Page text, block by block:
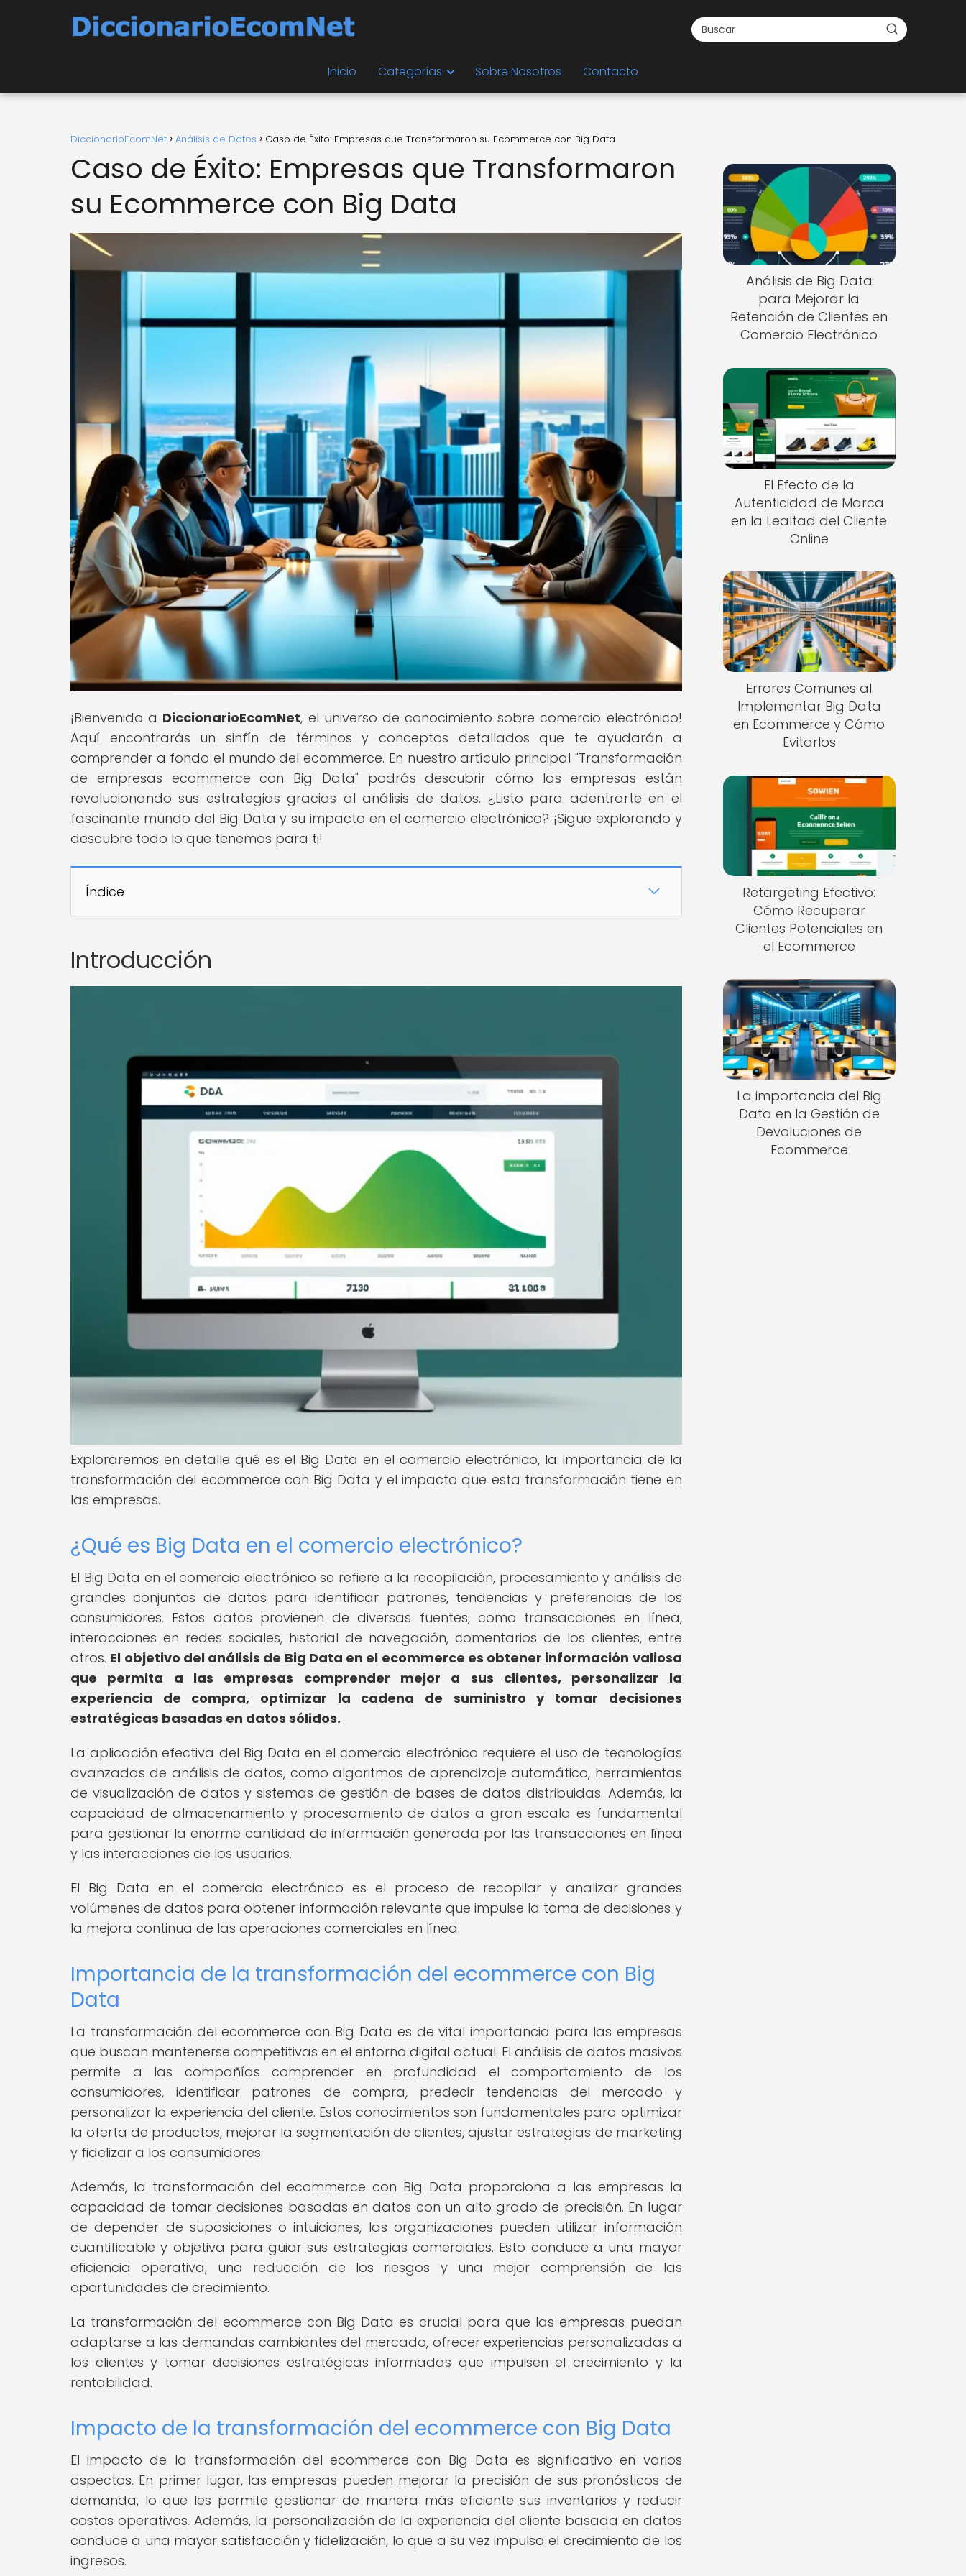
Inicio Categorías Sobre Nosotros Contacto
DiccionarioEcomNet Análisis de Datos Caso de Éxito: Empresas que Transformaron su Ecommerce con Big Data
Caso de Éxito: Empresas que Transformaron
su Ecommerce con Big Data
¡Bienvenido a DiccionarioEcomNet, el universo de conocimiento sobre comercio electrónico!
Aquí encontrarás un sinfín de términos y conceptos detallados que te ayudarán a
comprender a fondo el mundo del ecommerce. En nuestro artículo principal "Transformación
de empresas ecommerce con Big Data" podrás descubrir cómo las empresas están
revolucionando sus estrategias gracias al análisis de datos. ¿Listo para adentrarte en el
fascinante mundo del Big Data y su impacto en el comercio electrónico? ¡Sigue explorando y
descubre todo lo que tenemos para ti!
Índice
Introducción
Exploraremos en detalle qué es el Big Data en el comercio electrónico, la importancia de la
transformación del ecommerce con Big Data y el impacto que esta transformación tiene en
las empresas.
¿Qué es Big Data en el comercio electrónico?
El Big Data en el comercio electrónico se refiere a la recopilación, procesamiento y análisis de
grandes conjuntos de datos para identificar patrones, tendencias y preferencias de los
consumidores. Estos datos provienen de diversas fuentes, como transacciones en línea,
interacciones en redes sociales, historial de navegación, comentarios de los clientes, entre
otros. El objetivo del análisis de Big Data en el ecommerce es obtener información valiosa
que permita a las empresas comprender mejor a sus clientes, personalizar la
experiencia de compra, optimizar la cadena de suministro y tomar decisiones
estratégicas basadas en datos sólidos.
La aplicación efectiva del Big Data en el comercio electrónico requiere el uso de tecnologías
avanzadas de análisis de datos, como algoritmos de aprendizaje automático, herramientas
de visualización de datos y sistemas de gestión de bases de datos distribuidas. Además, la
capacidad de almacenamiento y procesamiento de datos a gran escala es fundamental
para gestionar la enorme cantidad de información generada por las transacciones en línea
y las interacciones de los usuarios.
El Big Data en el comercio electrónico es el proceso de recopilar y analizar grandes
volúmenes de datos para obtener información relevante que impulse la toma de decisiones y
la mejora continua de las operaciones comerciales en línea.
Importancia de la transformación del ecommerce con Big
Data
La transformación del ecommerce con Big Data es de vital importancia para las empresas
que buscan mantenerse competitivas en el entorno digital actual. El análisis de datos masivos
permite a las compañías comprender en profundidad el comportamiento de los
consumidores, identificar patrones de compra, predecir tendencias del mercado y
personalizar la experiencia del cliente. Estos conocimientos son fundamentales para optimizar
la oferta de productos, mejorar la segmentación de clientes, ajustar estrategias de marketing
y fidelizar a los consumidores.
Además, la transformación del ecommerce con Big Data proporciona a las empresas la
capacidad de tomar decisiones basadas en datos con un alto grado de precisión. En lugar
de depender de suposiciones o intuiciones, las organizaciones pueden utilizar información
cuantificable y objetiva para guiar sus estrategias comerciales. Esto conduce a una mayor
eficiencia operativa, una reducción de los riesgos y una mejor comprensión de las
oportunidades de crecimiento.
La transformación del ecommerce con Big Data es crucial para que las empresas puedan
adaptarse a las demandas cambiantes del mercado, ofrecer experiencias personalizadas a
los clientes y tomar decisiones estratégicas informadas que impulsen el crecimiento y la
rentabilidad.
Impacto de la transformación del ecommerce con Big Data
El impacto de la transformación del ecommerce con Big Data es significativo en varios
aspectos. En primer lugar, las empresas pueden mejorar la precisión de sus pronósticos de
demanda, lo que les permite gestionar de manera más eficiente sus inventarios y reducir
costos operativos. Además, la personalización de la experiencia del cliente basada en datos
conduce a una mayor satisfacción y fidelización, lo que a su vez impulsa el crecimiento de los
ingresos.
Análisis de Big Data
para Mejorar la
Retención de Clientes en
Comercio Electrónico
El Efecto de la
Autenticidad de Marca
en la Lealtad del Cliente
Online
Errores Comunes al
Implementar Big Data
en Ecommerce y Cómo
Evitarlos
Retargeting Efectivo:
Cómo Recuperar
Clientes Potenciales en
el Ecommerce
La importancia del Big
Data en la Gestión de
Devoluciones de
Ecommerce